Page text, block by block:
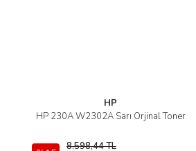
HP
HP 230A W2302A Sarı Orjinal Toner
8.598,44 TL
İncele